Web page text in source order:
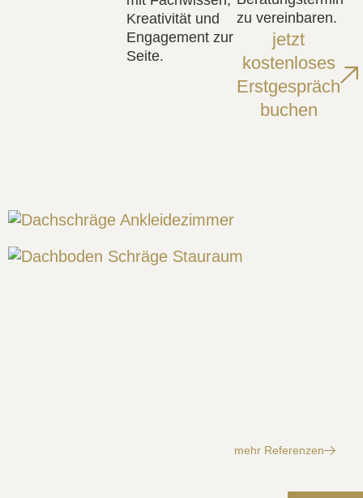
Kreativität und
Engagement zur
Seite.
zu vereinbaren.
jetzt
kostenloses
Erstgespräch
buchen
mehr Referenzen